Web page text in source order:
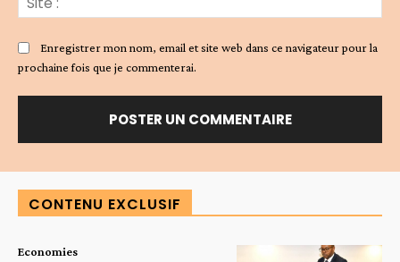
:
Enregistrer mon nom, email et site web dans ce navigateur pour la
prochaine fois que je commenterai.
CONTENU EXCLUSIF
Economies